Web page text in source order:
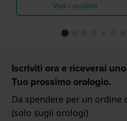
Vedi i prodotti
Iscriviti ora e riceverai
Tuo prossimo orologio.
Da spendere per un ordine
(solo sugli orologi)